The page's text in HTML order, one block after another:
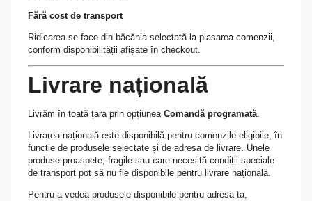
Fără cost de transport
Ridicarea se face din băcănia selectată la plasarea comenzii,
conform disponibilității afișate în checkout.
Livrare națională
Livrăm în toată țara prin opțiunea Comandă programată.
Livrarea națională este disponibilă pentru comenzile eligibile, în
funcție de produsele selectate și de adresa de livrare. Unele
produse proaspete, fragile sau care necesită condiții speciale
de transport pot să nu fie disponibile pentru livrare națională.
Pentru a vedea produsele disponibile pentru adresa ta,